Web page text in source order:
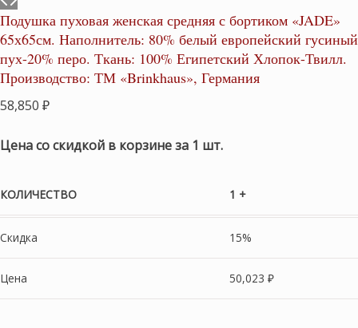
Подушка пуховая женская средняя с бортиком «JADE»
65х65см. Наполнитель: 80% белый европейский гусиный
пух-20% перо. Ткань: 100% Египетский Хлопок-Твилл.
Производство: ТМ «Brinkhaus», Германия
58,850 ₽
Цена со скидкой в корзине за 1 шт.
КОЛИЧЕСТВО 1 +
Скидка 15%
Цена 50,023 ₽